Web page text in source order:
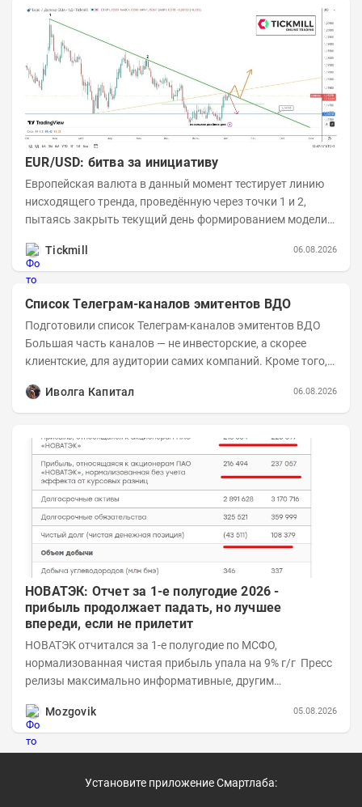
EUR/USD: битва за инициативу
Европейская валюта в данный момент тестирует линию
нисходящего тренда, проведённую через точки 1 и 2,
пытаясь закрыть текущий день формированием модели
Tickmill
06.08.2026
Список Телеграм-каналов эмитентов ВДО
Подготовили список Телеграм-каналов эмитентов ВДО
Большая часть каналов — не инвесторские, а скорее
клиентские, для аудитории самих компаний. Кроме того,
Иволга Капитал
06.08.2026
НОВАТЭК: Отчет за 1-е полугодие 2026 -
прибыль продолжает падать, но лучшее
впереди, если не прилетит
НОВАТЭК отчитался за 1-е полугодие по МСФО,
нормализованная чистая прибыль упала на 9% г/г Пресс
релизы максимально информативные, другим
Mozgovik
05.08.2026
Установите приложение Смартлаба: